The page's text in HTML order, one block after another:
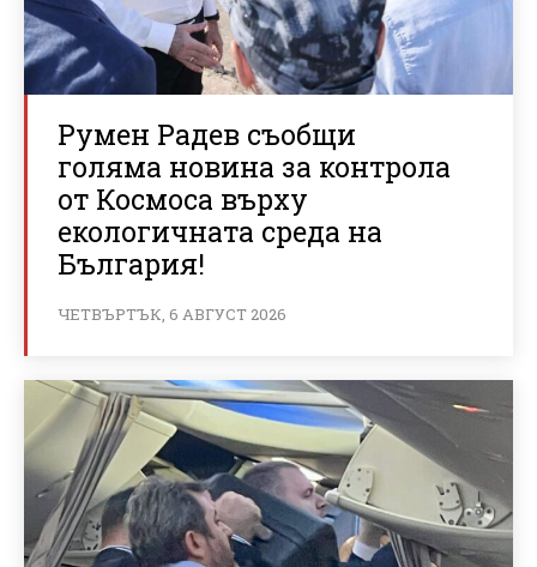
Румен Радев съобщи
голяма новина за контрола
от Космоса върху
екологичната среда на
България!
ЧЕТВЪРТЪК, 6 АВГУСТ 2026